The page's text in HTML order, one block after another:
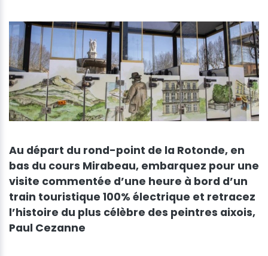
Au départ du rond-point de la Rotonde, en
bas du cours Mirabeau, embarquez pour une
visite commentée d’une heure à bord d’un
train touristique 100% électrique et retracez
l’histoire du plus célèbre des peintres aixois,
Paul Cezanne